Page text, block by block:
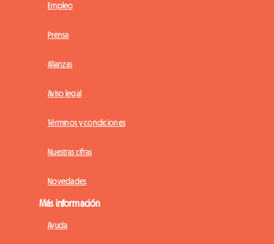
Empleo
Prensa
Alianzas
Aviso legal
Términos y condiciones
Nuestras cifras
Novedades
Más información
Ayuda